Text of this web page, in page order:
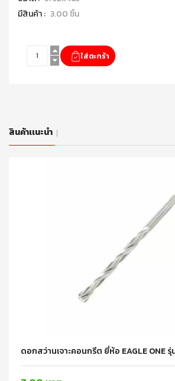
มีสินค้า : 3.00 ชิ้น
สินค้าเเนะนำ
ดอกสว่านเจาะคอนกรีต ยี่ห้อ EAGLE ONE